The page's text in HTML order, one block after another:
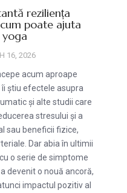
reziliența
poate ajuta
16, 2026
acum aproape
știu efectele asupra
și alte studii care
stresului și a
sau beneficii fizice,
Dar abia în ultimii
o serie de simptome
devenit o nouă ancoră,
impactul pozitiv al